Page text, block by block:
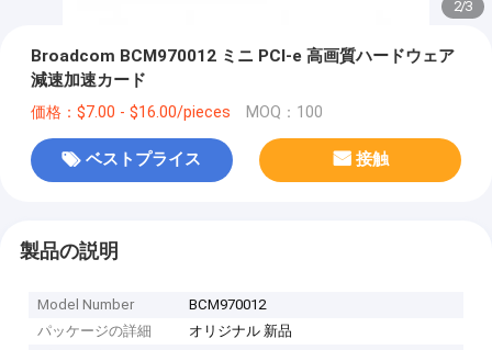
2/3
Broadcom BCM970012 ミニ PCI-e 高画質ハードウェア
減速加速カード
価格：$7.00 - $16.00/pieces MOQ：100
ベストプライス 接触
製品の説明
Model Number
BCM970012
パッケージの詳細
オリジナル 新品